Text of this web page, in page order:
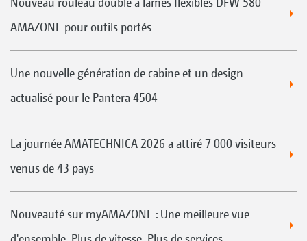
AMAZONE pour outils portés
Une nouvelle génération de cabine et un design
actualisé pour le Pantera 4504
La journée AMATECHNICA 2026 a attiré 7 000 visiteurs
venus de 43 pays
Nouveauté sur myAMAZONE : Une meilleure vue